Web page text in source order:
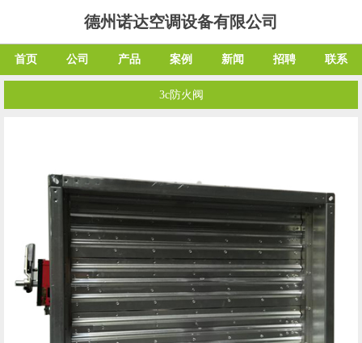
德州诺达空调设备有限公司
首页 公司 产品 案例 新闻 招聘 联系
3c防火阀